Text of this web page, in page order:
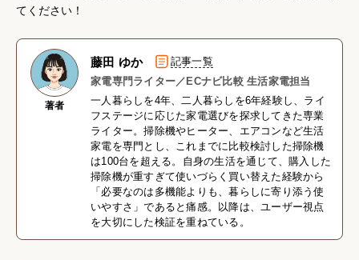
てください！
著者
藤田 ゆか
記事一覧
家電専門ライター／ECナビ比較 生活家電担当
一人暮らしを4年、二人暮らしを6年経験し、ライ
フステージに応じた家電選びを探求してきた専業
ライター。掃除機やヒーター、エアコンなど生活
家電を専門とし、これまでに比較検討した掃除機
は100台を超える。自身の生活を通じて、購入した
掃除機が重すぎて使いづらく買い替えた経験から
「必要なのは多機能よりも、暮らしに寄り添う使
いやすさ」であると痛感。以降は、ユーザー視点
を大切にした検証を重ねている。